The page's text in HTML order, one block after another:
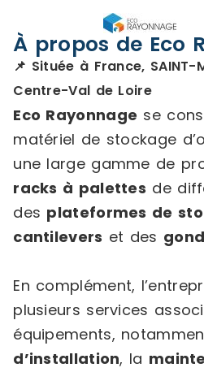
À propos de Eco
📌 Située à France, SAINT-
Centre-Val de Loire
Eco Rayonnage se
matériel de stockage
une large gamme de
racks à palettes de
des plateformes de
cantilevers et des
En complément,
plusieurs services
équipements,
d’installation, la